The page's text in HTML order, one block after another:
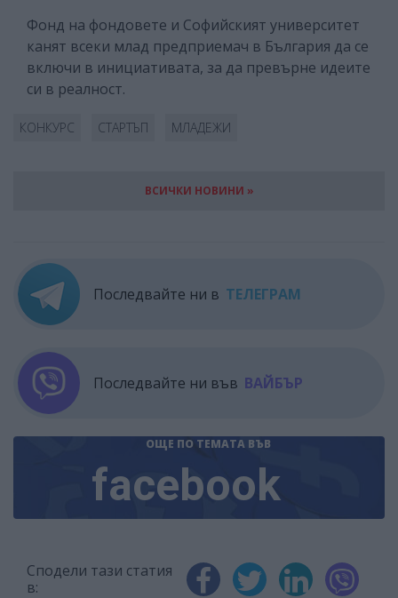
Фонд на фондовете и Софийският университет
канят всеки млад предприемач в България да се
включи в инициативата, за да превърне идеите
си в реалност.
КОНКУРС СТАРТЪП МЛАДЕЖИ
ВСИЧКИ НОВИНИ »
Последвайте ни в ТЕЛЕГРАМ
Последвайте ни във ВАЙБЪР
ОЩЕ ПО ТЕМАТА ВЪВ
facebook
Сподели тази статия
в: